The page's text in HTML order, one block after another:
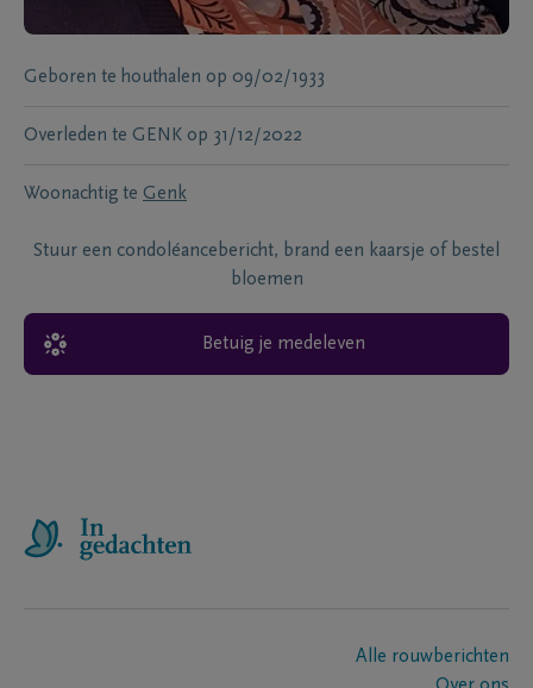
Geboren te houthalen op 09/02/1933
Overleden te GENK op 31/12/2022
Woonachtig te Genk
Stuur een condoléancebericht, brand een kaarsje of bestel
bloemen
Betuig je medeleven
Alle rouwberichten